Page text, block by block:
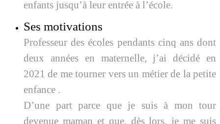
enfants jusqu’à leur entrée à l’école.
Ses motivations
Professeur des écoles pendants cinq ans dont
deux années en maternelle, j’ai décidé en
2021 de me tourner vers un métier de la petite
enfance .
D’une part parce que je suis à mon tour
devenue maman et que, dès lors, je me suis